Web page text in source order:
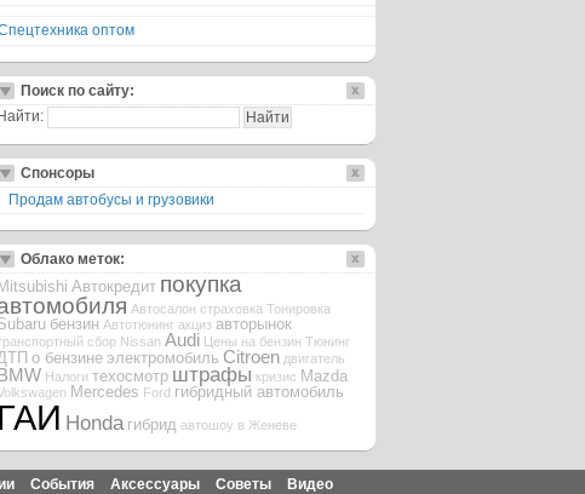
оптом
Поиск по сайту:
Спонсоры
Продам автобусы и грузовики
Облако меток:
Автокредит покупка
Автосалон страховка Тонировка
бензин Автотюнинг акциз авторынок
сбор Nissan Audi Цены на бензин Тюнинг
о бензине электромобиль Citroen двигатель
BMW Налоги техосмотр штрафы кризис Mazda
Mercedes Ford гибридный автомобиль
ГАИ Honda гибрид автошоу в Женеве
События Аксессуары Советы Видео